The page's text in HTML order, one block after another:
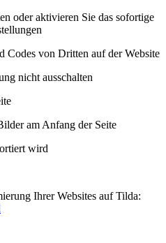
oder aktivieren Sie das sofortige
Codes von Dritten auf der Website
nicht ausschalten
am Anfang der Seite
wird
Ihrer Websites auf Tilda: